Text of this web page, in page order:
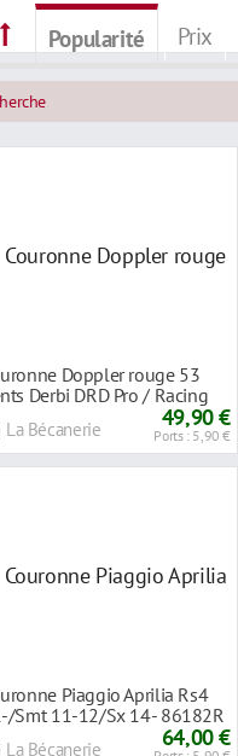
Popularité Prix
Doppler rouge 53
Derbi DRD Pro / Racing
La Bécanerie 49,90 €
Ports : 5,90 €
Piaggio Aprilia Rs4
Smt 11-12/Sx 14- 86182R
La Bécanerie 64,00 €